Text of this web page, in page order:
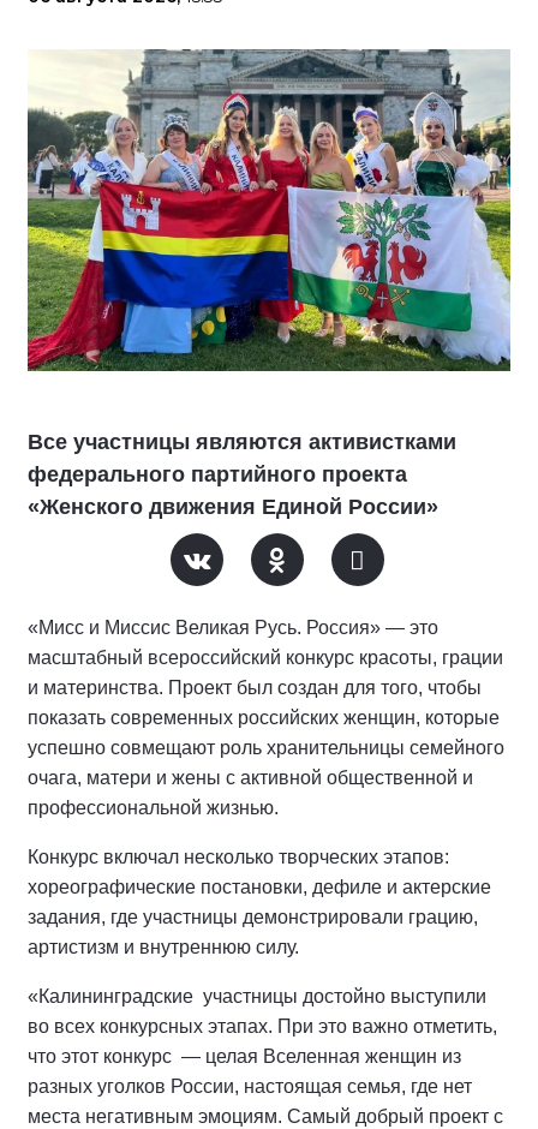
Все участницы являются активистками
федерального партийного проекта
«Женского движения Единой России»
«Мисс и Миссис Великая Русь. Россия» — это
масштабный всероссийский конкурс красоты, грации
и материнства. Проект был создан для того, чтобы
показать современных российских женщин, которые
успешно совмещают роль хранительницы семейного
очага, матери и жены с активной общественной и
профессиональной жизнью.
Конкурс включал несколько творческих этапов:
хореографические постановки, дефиле и актерские
задания, где участницы демонстрировали грацию,
артистизм и внутреннюю силу.
«Калининградские участницы достойно выступили
во всех конкурсных этапах. При это важно отметить,
что этот конкурс — целая Вселенная женщин из
разных уголков России, настоящая семья, где нет
места негативным эмоциям. Самый добрый проект с